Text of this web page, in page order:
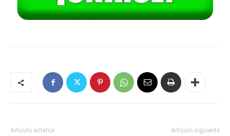
Artículo anterior Artículo siguiente